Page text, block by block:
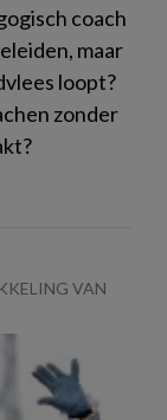
coach
maar
loopt?
zonder
VAN